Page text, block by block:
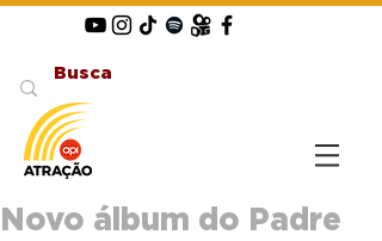
Novo álbum do Padre